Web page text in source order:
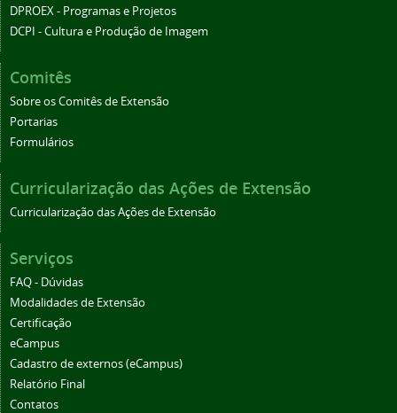
DPROEX - Programas e Projetos
DCPI - Cultura e Produção de Imagem
Comitês
Sobre os Comitês de Extensão
Portarias
Formulários
Curricularização das Ações de Extensão
Curricularização das Ações de Extensão
Serviços
FAQ - Dúvidas
Modalidades de Extensão
Certificação
eCampus
Cadastro de externos (eCampus)
Relatório Final
Contatos